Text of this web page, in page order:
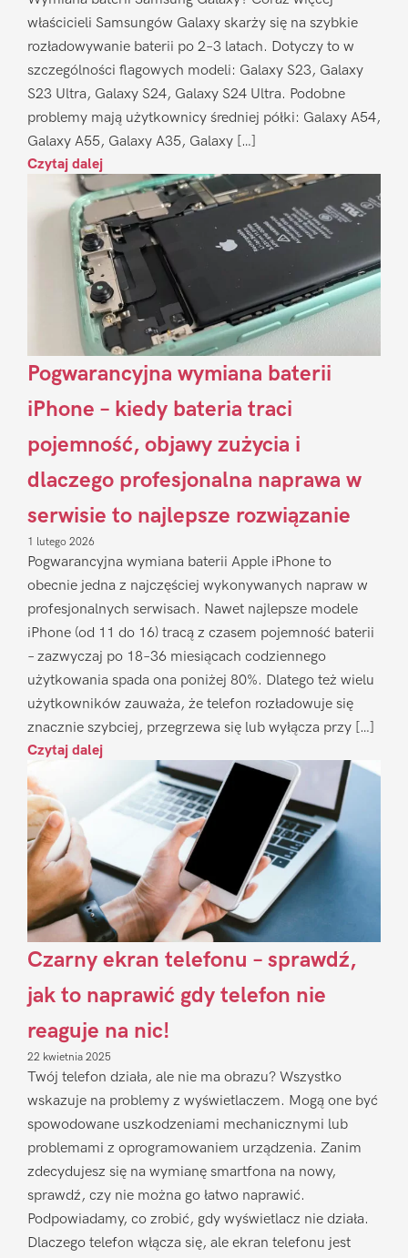
właścicieli Samsungów Galaxy skarży się na szybkie
rozładowywanie baterii po 2–3 latach. Dotyczy to w
szczególności flagowych modeli: Galaxy S23, Galaxy
S23 Ultra, Galaxy S24, Galaxy S24 Ultra. Podobne
problemy mają użytkownicy średniej półki: Galaxy A54,
Galaxy A55, Galaxy A35, Galaxy […]
Czytaj dalej
Pogwarancyjna wymiana baterii
iPhone – kiedy bateria traci
pojemność, objawy zużycia i
dlaczego profesjonalna naprawa w
serwisie to najlepsze rozwiązanie
1 lutego 2026
Pogwarancyjna wymiana baterii Apple iPhone to
obecnie jedna z najczęściej wykonywanych napraw w
profesjonalnych serwisach. Nawet najlepsze modele
iPhone (od 11 do 16) tracą z czasem pojemność baterii
– zazwyczaj po 18–36 miesiącach codziennego
użytkowania spada ona poniżej 80%. Dlatego też wielu
użytkowników zauważa, że telefon rozładowuje się
znacznie szybciej, przegrzewa się lub wyłącza przy […]
Czytaj dalej
Czarny ekran telefonu – sprawdź,
jak to naprawić gdy telefon nie
reaguje na nic!
22 kwietnia 2025
Twój telefon działa, ale nie ma obrazu? Wszystko
wskazuje na problemy z wyświetlaczem. Mogą one być
spowodowane uszkodzeniami mechanicznymi lub
problemami z oprogramowaniem urządzenia. Zanim
zdecydujesz się na wymianę smartfona na nowy,
sprawdź, czy nie można go łatwo naprawić.
Podpowiadamy, co zrobić, gdy wyświetlacz nie działa.
Dlaczego telefon włącza się, ale ekran telefonu jest